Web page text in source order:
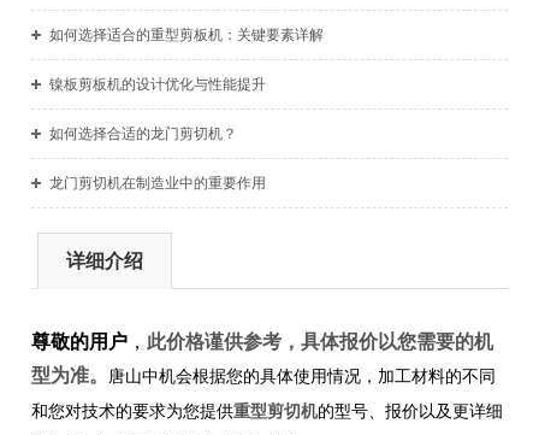
如何选择适合的重型剪板机：关键要素详解
镍板剪板机的设计优化与性能提升
如何选择合适的龙门剪切机？
龙门剪切机在制造业中的重要作用
详细介绍
尊敬的用户 ， 此价格谨供参考，具体报价以您需要的机
型为准。
唐山中机会根据您的具体使用情况，加工材料的不同
和您对技术的要求为您提供重型剪切机的型号、报价以及更详细